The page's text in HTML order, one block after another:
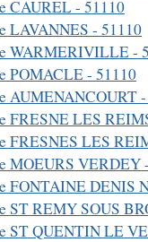
CAUREL - 51110
LAVANNES - 51110
WARMERIVILLE -
POMACLE - 51110
AUMENANCOURT
FRESNE LES
FRESNES LES
MOEURS VERDEY
FONTAINE DENIS
ST REMY SOUS
ST QUENTIN LE